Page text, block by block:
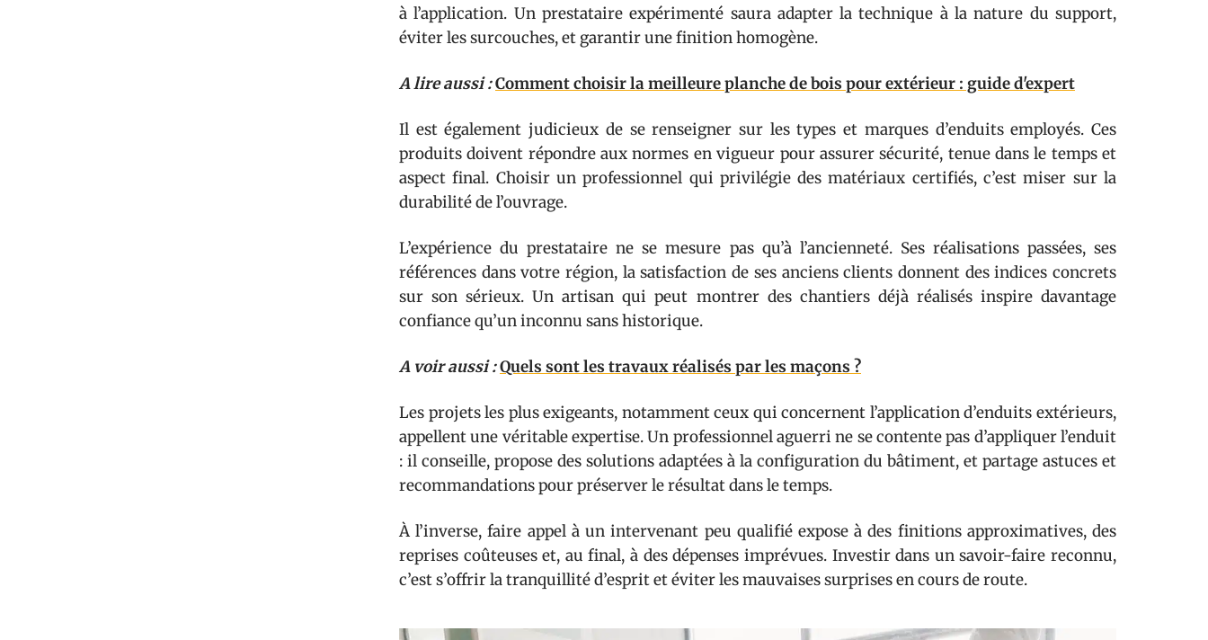
à l’application. Un prestataire expérimenté saura adapter la technique à la nature du support,
éviter les surcouches, et garantir une finition homogène.
A lire aussi :Comment choisir la meilleure planche de bois pour extérieur : guide d'expert
Il est également judicieux de se renseigner sur les types et marques d’enduits employés. Ces
produits doivent répondre aux normes en vigueur pour assurer sécurité, tenue dans le temps et
aspect final. Choisir un professionnel qui privilégie des matériaux certifiés, c’est miser sur la
durabilité de l’ouvrage.
L’expérience du prestataire ne se mesure pas qu’à l’ancienneté. Ses réalisations passées, ses
références dans votre région, la satisfaction de ses anciens clients donnent des indices concrets
sur son sérieux. Un artisan qui peut montrer des chantiers déjà réalisés inspire davantage
confiance qu’un inconnu sans historique.
A voir aussi :Quels sont les travaux réalisés par les maçons ?
Les projets les plus exigeants, notamment ceux qui concernent l’application d’enduits extérieurs,
appellent une véritable expertise. Un professionnel aguerri ne se contente pas d’appliquer l’enduit
: il conseille, propose des solutions adaptées à la configuration du bâtiment, et partage astuces et
recommandations pour préserver le résultat dans le temps.
À l’inverse, faire appel à un intervenant peu qualifié expose à des finitions approximatives, des
reprises coûteuses et, au final, à des dépenses imprévues. Investir dans un savoir-faire reconnu,
c’est s’offrir la tranquillité d’esprit et éviter les mauvaises surprises en cours de route.